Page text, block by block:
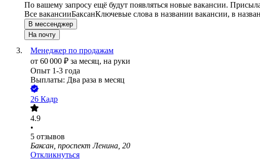
По вашему запросу ещё будут появляться новые вакансии.
Все вакансииБаксанКлючевые слова в названии вакансии, в
В мессенджер
На почту
Менеджер по продажам
от 60 000 ₽ за месяц, на руки
Опыт 1-3 года
Выплаты: Два раза в месяц
26 Кадр
4.9
•
5 отзывов
Баксан, проспект Ленина, 20
Откликнуться